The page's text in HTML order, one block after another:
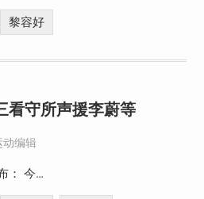
黎容好
看守所声援李蔚等
动编辑
： 今…